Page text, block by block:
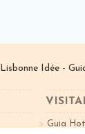
Lisbonne Idée -
Guia